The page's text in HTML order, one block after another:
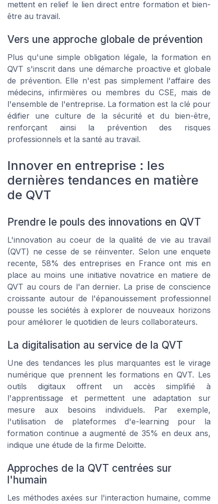
mettent en relief le lien direct entre formation et bien-
être au travail.
Vers une approche globale de prévention
Plus qu'une simple obligation légale, la formation en
QVT s'inscrit dans une démarche proactive et globale
de prévention. Elle n'est pas simplement l'affaire des
médecins, infirmières ou membres du CSE, mais de
l'ensemble de l'entreprise. La formation est la clé pour
édifier une culture de la sécurité et du bien-être,
renforçant ainsi la prévention des risques
professionnels et la santé au travail.
Innover en entreprise : les
dernières tendances en matière
de QVT
Prendre le pouls des innovations en QVT
L'innovation au coeur de la qualité de vie au travail
(QVT) ne cesse de se réinventer. Selon une enquete
recente, 58% des entreprises en France ont mis en
place au moins une initiative novatrice en matiere de
QVT au cours de l'an dernier. La prise de conscience
croissante autour de l'épanouissement professionnel
pousse les sociétés à explorer de nouveaux horizons
pour améliorer le quotidien de leurs collaborateurs.
La digitalisation au service de la QVT
Une des tendances les plus marquantes est le virage
numérique que prennent les formations en QVT. Les
outils digitaux offrent un accès simplifié à
l'apprentissage et permettent une adaptation sur
mesure aux besoins individuels. Par exemple,
l'utilisation de plateformes d'e-learning pour la
formation continue a augmenté de 35% en deux ans,
indique une étude de la firme Deloitte.
Approches de la QVT centrées sur
l'humain
Les méthodes axées sur l'interaction humaine, comme